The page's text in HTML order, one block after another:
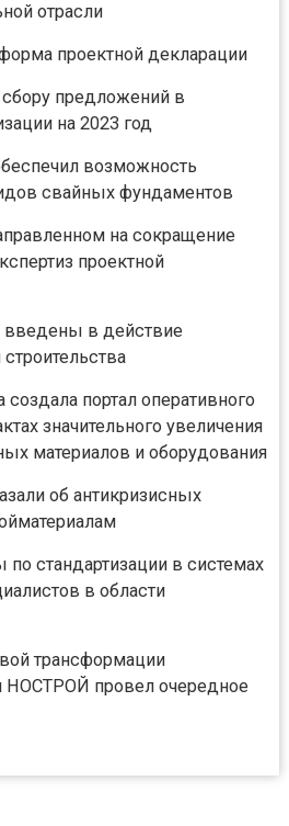
отрасли
проектной декларации
предложений в
на 2023 год
возможность
свайных фундаментов
на сокращение
проектной
введены в действие
создала портал оперативного
значительного увеличения
материалов и оборудования
об антикризисных
стандартизации в системах
в области
трансформации
НОСТРОЙ провел очередное